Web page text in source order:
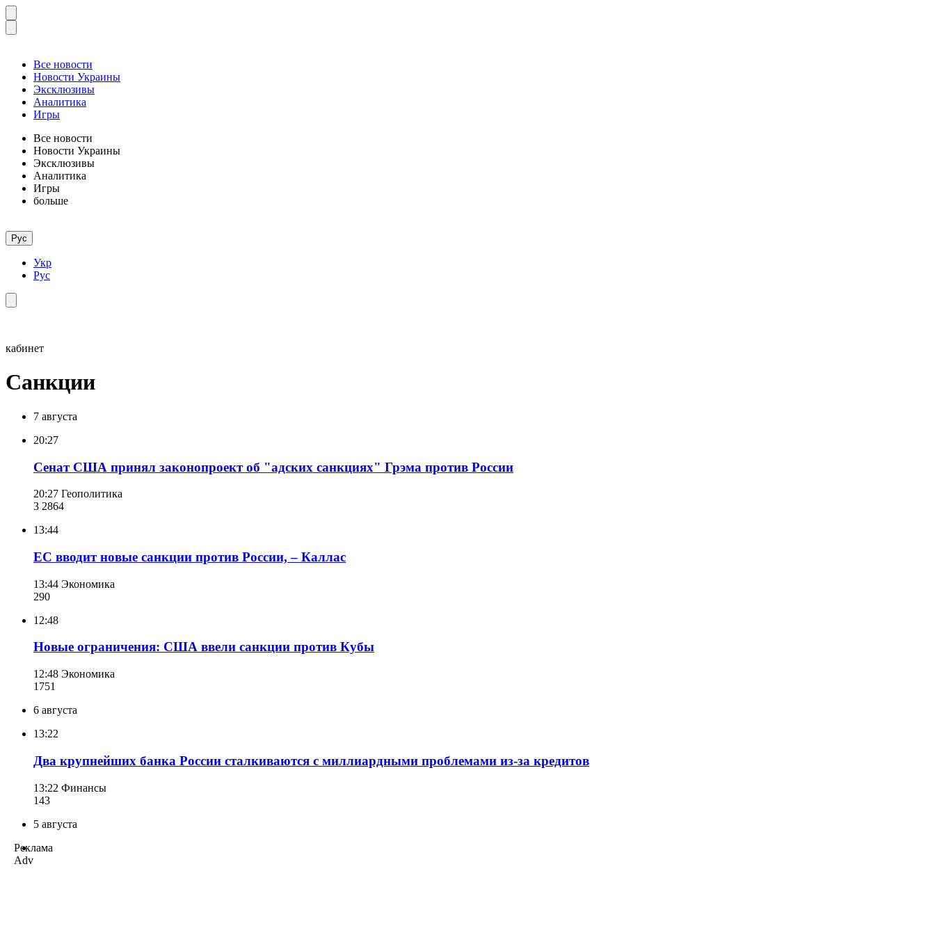
Все новости
Новости Украины
Эксклюзивы
Аналитика
Игры
Все новости
Новости Украины
Эксклюзивы
Аналитика
Игры
больше
Рус
Укр
Рус
кабинет
Санкции
7 августа
20:27
Сенат США принял законопроект об "адских санкциях" Грэма против России
20:27 Геополитика
3 2864
13:44
ЕС вводит новые санкции против России, – Каллас
13:44 Экономика
290
12:48
Новые ограничения: США ввели санкции против Кубы
12:48 Экономика
1751
6 августа
13:22
Два крупнейших банка России сталкиваются с миллиардными проблемами из-за кредитов
13:22 Финансы
143
5 августа
Реклама
Adv